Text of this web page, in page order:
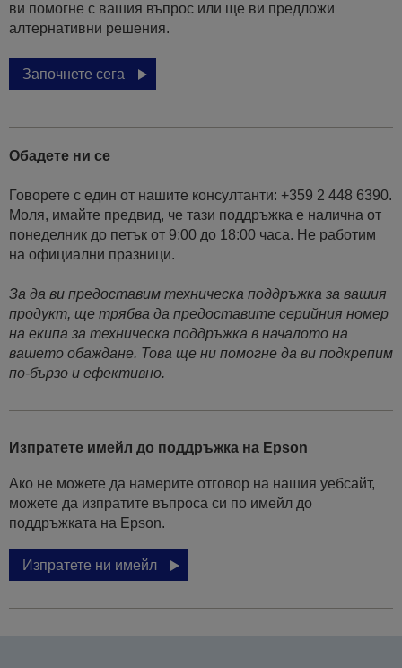
ви помогне с вашия въпрос или ще ви предложи
алтернативни решения.
Започнете сега
Обадете ни се
Говорете с един от нашите консултанти: +359 2 448 6390.
Моля, имайте предвид, че тази поддръжка е налична от
понеделник до петък от 9:00 до 18:00 часа. Не работим
на официални празници.
За да ви предоставим техническа поддръжка за вашия
продукт, ще трябва да предоставите серийния номер
на екипа за техническа поддръжка в началото на
вашето обаждане. Това ще ни помогне да ви подкрепим
по-бързо и ефективно.
Изпратете имейл до поддръжка на Epson
Ако не можете да намерите отговор на нашия уебсайт,
можете да изпратите въпроса си по имейл до
поддръжката на Epson.
Изпратете ни имейл